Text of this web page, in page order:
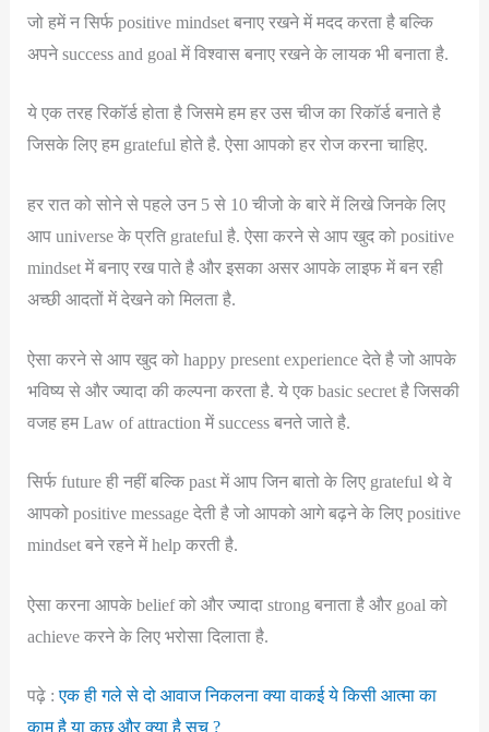
जो हमें न सिर्फ positive mindset बनाए रखने में मदद करता है बल्कि
अपने success and goal में विश्वास बनाए रखने के लायक भी बनाता है.
ये एक तरह रिकॉर्ड होता है जिसमे हम हर उस चीज का रिकॉर्ड बनाते है
जिसके लिए हम grateful होते है. ऐसा आपको हर रोज करना चाहिए.
हर रात को सोने से पहले उन 5 से 10 चीजो के बारे में लिखे जिनके लिए
आप universe के प्रति grateful है. ऐसा करने से आप खुद को positive
mindset में बनाए रख पाते है और इसका असर आपके लाइफ में बन रही
अच्छी आदतों में देखने को मिलता है.
ऐसा करने से आप खुद को happy present experience देते है जो आपके
भविष्य से और ज्यादा की कल्पना करता है. ये एक basic secret है जिसकी
वजह हम Law of attraction में success बनते जाते है.
सिर्फ future ही नहीं बल्कि past में आप जिन बातो के लिए grateful थे वे
आपको positive message देती है जो आपको आगे बढ़ने के लिए positive
mindset बने रहने में help करती है.
ऐसा करना आपके belief को और ज्यादा strong बनाता है और goal को
achieve करने के लिए भरोसा दिलाता है.
पढ़े :एक ही गले से दो आवाज निकलना क्या वाकई ये किसी आत्मा का
काम है या कुछ और क्या है सच ?